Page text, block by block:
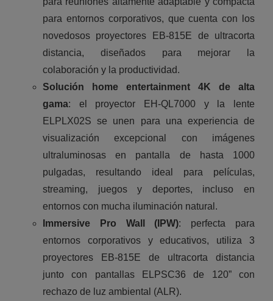
para entornos corporativos, que cuenta con los
novedosos proyectores EB-815E de ultracorta
distancia, diseñados para mejorar la
colaboración y la productividad.
Solución home entertainment 4K de alta
gama: el proyector EH-QL7000 y la lente
ELPLX02S se unen para una experiencia de
visualización excepcional con imágenes
ultraluminosas en pantalla de hasta 1000
pulgadas, resultando ideal para películas,
streaming, juegos y deportes, incluso en
entornos con mucha iluminación natural.
Immersive Pro Wall (IPW): perfecta para
entornos corporativos y educativos, utiliza 3
proyectores EB-815E de ultracorta distancia
junto con pantallas ELPSC36 de 120” con
rechazo de luz ambiental (ALR).